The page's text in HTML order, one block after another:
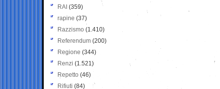
RAI (359)
rapine (37)
Razzismo (1.410)
Referendum (200)
Regione (344)
Renzi (1.521)
Repetto (46)
Rifiuti (84)